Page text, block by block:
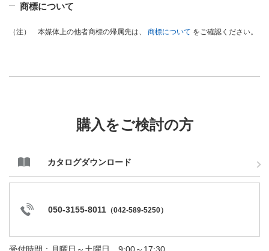
商標について
（注） 本媒体上の他者商標の帰属先は、 商標について をご確認ください。
購入をご検討の方
カタログダウンロード
050-3155-8011 （042-589-5250）